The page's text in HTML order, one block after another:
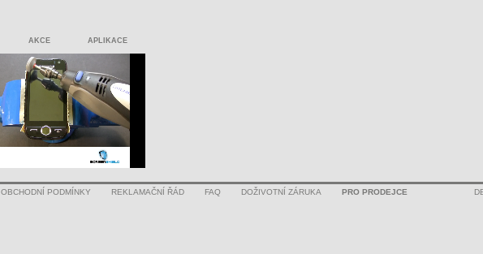
AKCE APLIKACE
OBCHODNÍ PODMÍNKY REKLAMAČNÍ ŘÁD FAQ DOŽIVOTNÍ ZÁRUKA PRO PRODEJCE